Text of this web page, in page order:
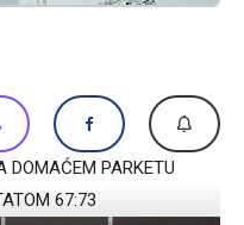
DOMAĆEM PARKETU
67:73